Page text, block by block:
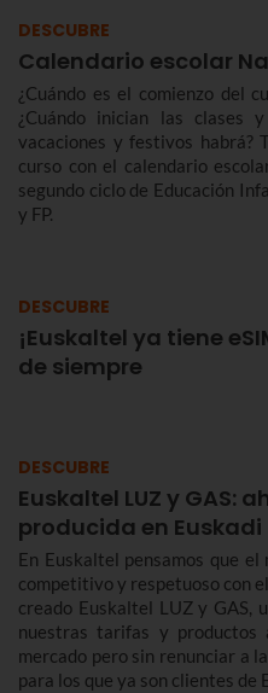
DESCUBRE
Calendario escolar
¿Cuándo es el comienzo del
¿Cuándo inician las clases
vacaciones y festivos habrá?
curso con el calendario
segundo ciclo de Educación
y FP.
DESCUBRE
¡Euskaltel ya tiene
de siempre
DESCUBRE
Euskaltel LUZ y GAS:
producida en Euskadi
En Euskaltel pensamos que
competitivo y respetuoso con
creado Euskaltel LUZ y GAS,
nuestras tarifas y productos
mercado pero sin renunciar a
para los que ya son clientes de